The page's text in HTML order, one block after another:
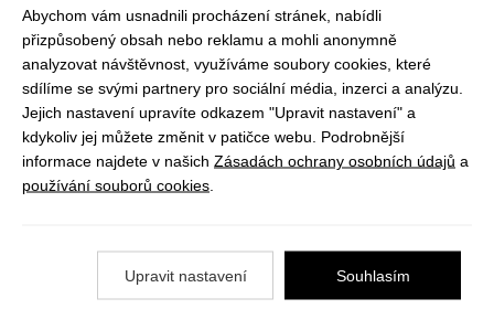
Užitečné informace :Závěsný systém není součástí
balení – stačí si vybrat konfiguraci, která vám nejlépe
vyhovuje.
Hmotnost: 600 g
200 cm
Max. nosnost:200 kg
Pevnost v tahu háku:>380 kg
Abychom vám usnadnili procházení stránek, nabídli
přizpůsobený obsah nebo reklamu a mohli anonymně
analyzovat návštěvnost, využíváme soubory cookies, které
sdílíme se svými partnery pro sociální média, inzerci a analýzu.
Jejich nastavení upravíte odkazem "Upravit nastavení" a
kdykoliv jej můžete změnit v patičce webu. Podrobnější
informace najdete v našich Zásadách ochrany osobních údajů a
používání souborů cookies
Upravit nastavení Souhlasím